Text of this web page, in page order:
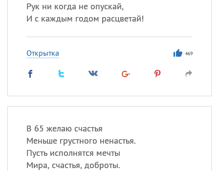
Рук ни когда не опускай,
И с каждым годом расцветай!
Открытка 469
В 65 желаю счастья
Меньше грустного ненастья.
Пусть исполнятся мечты
Мира, счастья, доброты.